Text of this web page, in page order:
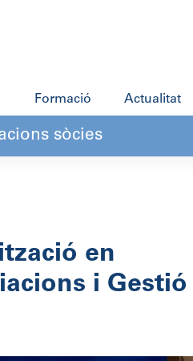
Formació Actualitat
sòcies
en
i Gestió